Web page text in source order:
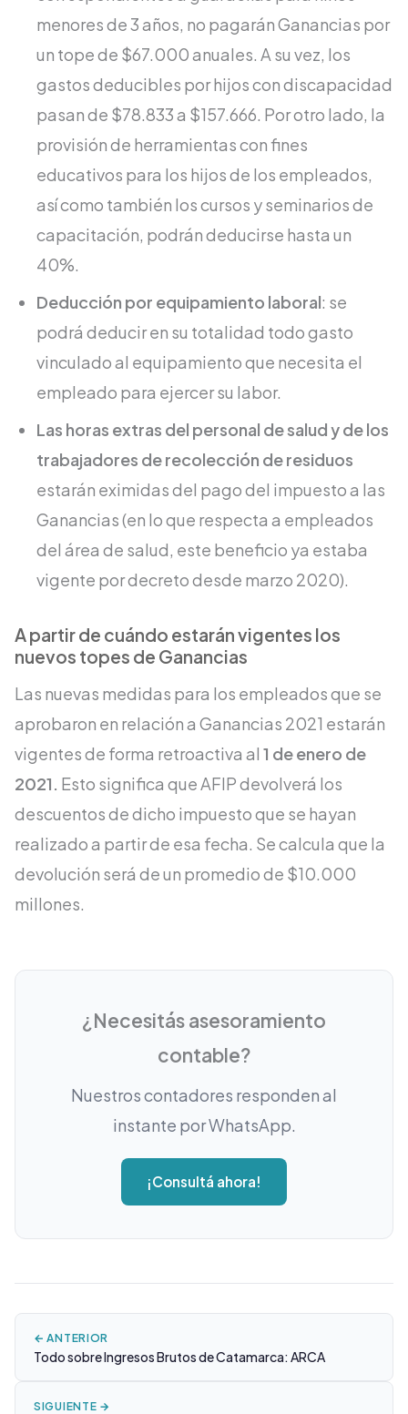
menores de 3 años, no pagarán Ganancias por
un tope de $67.000 anuales. A su vez, los
gastos deducibles por hijos con discapacidad
pasan de $78.833 a $157.666. Por otro lado, la
provisión de herramientas con fines
educativos para los hijos de los empleados,
así como también los cursos y seminarios de
capacitación, podrán deducirse hasta un
40%.
Deducción por equipamiento laboral: se
podrá deducir en su totalidad todo gasto
vinculado al equipamiento que necesita el
empleado para ejercer su labor.
Las horas extras del personal de salud y de los
trabajadores de recolección de residuos
estarán eximidas del pago del impuesto a las
Ganancias (en lo que respecta a empleados
del área de salud, este beneficio ya estaba
vigente por decreto desde marzo 2020).
A partir de cuándo estarán vigentes los
nuevos topes de Ganancias
Las nuevas medidas para los empleados que se
aprobaron en relación a Ganancias 2021 estarán
vigentes de forma retroactiva al 1 de enero de
2021. Esto significa que AFIP devolverá los
descuentos de dicho impuesto que se hayan
realizado a partir de esa fecha. Se calcula que la
devolución será de un promedio de $10.000
millones.
¿Necesitás asesoramiento
contable?
Nuestros contadores responden al
instante por WhatsApp.
¡Consultá ahora!
← ANTERIOR
Todo sobre Ingresos Brutos de Catamarca: ARCA
SIGUIENTE →